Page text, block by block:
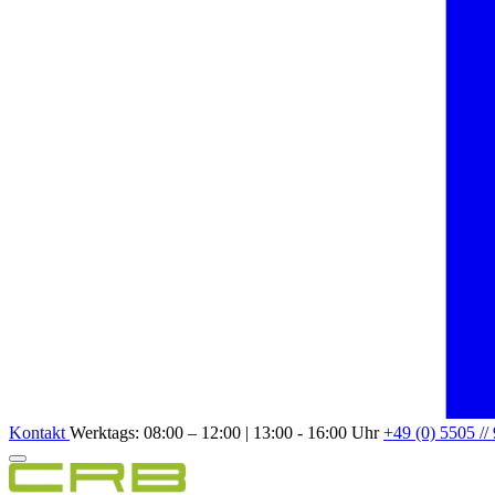
Kontakt Werktags: 08:00 – 12:00 | 13:00 - 16:00 Uhr+49 (0) 5505 //